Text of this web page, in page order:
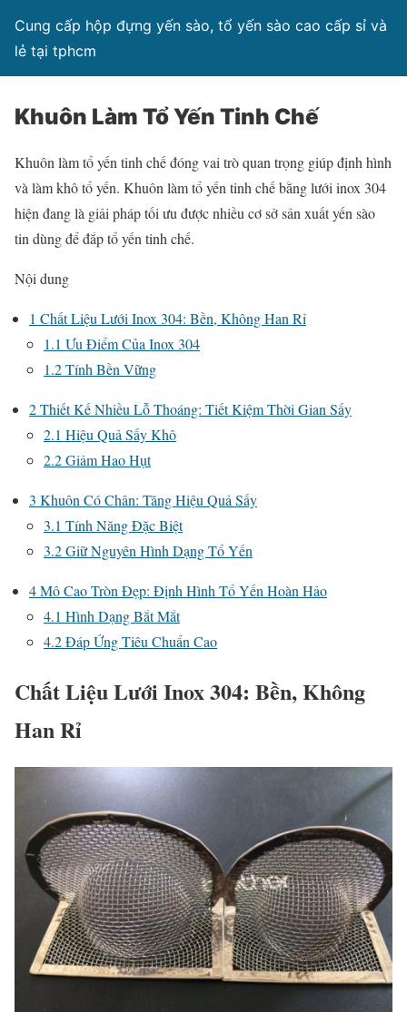
Cung cấp hộp đựng yến sào, tổ yến sào cao cấp sỉ và
lẻ tại tphcm
Khuôn Làm Tổ Yến Tinh Chế
Khuôn làm tổ yến tinh chế đóng vai trò quan trọng giúp định hình
và làm khô tổ yến. Khuôn làm tổ yến tinh chế bằng lưới inox 304
hiện đang là giải pháp tối ưu được nhiều cơ sở sản xuất yến sào
tin dùng để đắp tổ yến tinh chế.
Nội dung
1 Chất Liệu Lưới Inox 304: Bền, Không Han Rỉ
1.1 Ưu Điểm Của Inox 304
1.2Tính Bền Vững
2Thiết Kế Nhiều Lỗ Thoáng: Tiết Kiệm Thời Gian Sấy
2.1 Hiệu Quả Sấy Khô
2.2Giảm Hao Hụt
3 Khuôn Có Chân: Tăng Hiệu Quả Sấy
3.1 Tính Năng Đặc Biệt
3.2Giữ Nguyên Hình Dạng Tổ Yến
4Mô Cao Tròn Đẹp: Định Hình Tổ Yến Hoàn Hảo
4.1 Hình Dạng Bắt Mắt
4.2Đáp Ứng Tiêu Chuẩn Cao
Chất Liệu Lưới Inox 304: Bền, Không
Han Rỉ